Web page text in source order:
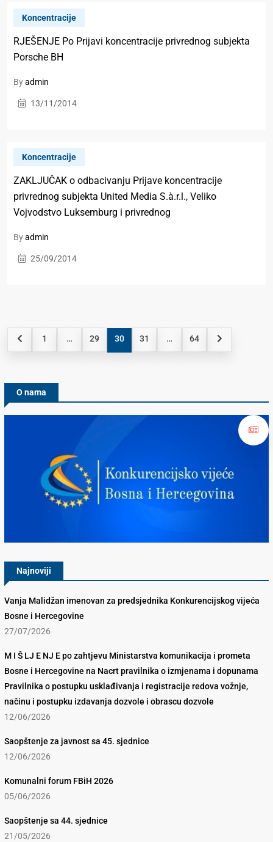
Koncentracije
RJEŠENJE Po Prijavi koncentracije privrednog subjekta
Porsche BH
Byadmin
13/11/2014
Koncentracije
ZAKLJUČAK o odbacivanju Prijave koncentracije
privrednog subjekta United Media S.à.r.l., Veliko
Vojvodstvo Luksemburg i privrednog
Byadmin
25/09/2014
1 … 29 30 31 … 64
O nama
Najnoviji
Vanja Malidžan imenovan za predsjednika Konkurencijskog vijeća
Bosne i Hercegovine
27/07/2026
M I Š LJ E NJ E po zahtjevu Ministarstva komunikacija i prometa
Bosne i Hercegovine na Nacrt pravilnika o izmjenama i dopunama
Pravilnika o postupku usklađivanja i registracije redova vožnje,
načinu i postupku izdavanja dozvole i obrascu dozvole
12/06/2026
Saopštenje za javnost sa 45. sjednice
12/06/2026
Komunalni forum FBiH 2026
05/06/2026
Saopštenje sa 44. sjednice
21/05/2026